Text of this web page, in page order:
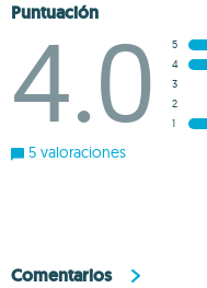
Puntuación
4.0
5
4
3
2
1
5 valoraciones
Comentarios